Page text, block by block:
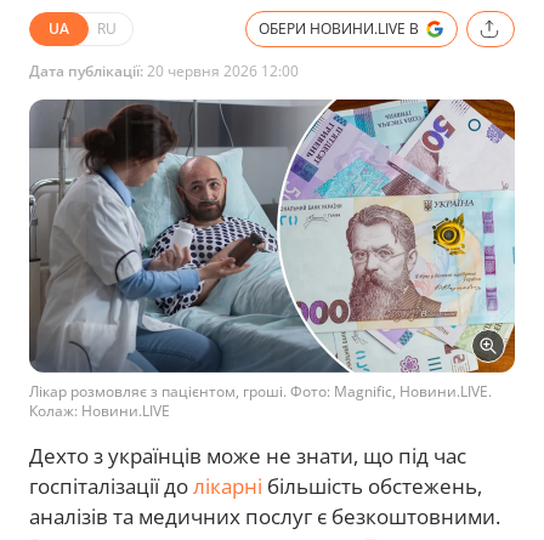
UA RU ОБЕРИ НОВИНИ.LIVE В
Дата публікації:20 червня 2026 12:00
Лікар розмовляє з пацієнтом, гроші. Фото: Magnific, Новини.LIVE.
Колаж: Новини.LIVE
Дехто з українців може не знати, що під час
госпіталізації долікарні більшість обстежень,
аналізів та медичних послуг є безкоштовними.